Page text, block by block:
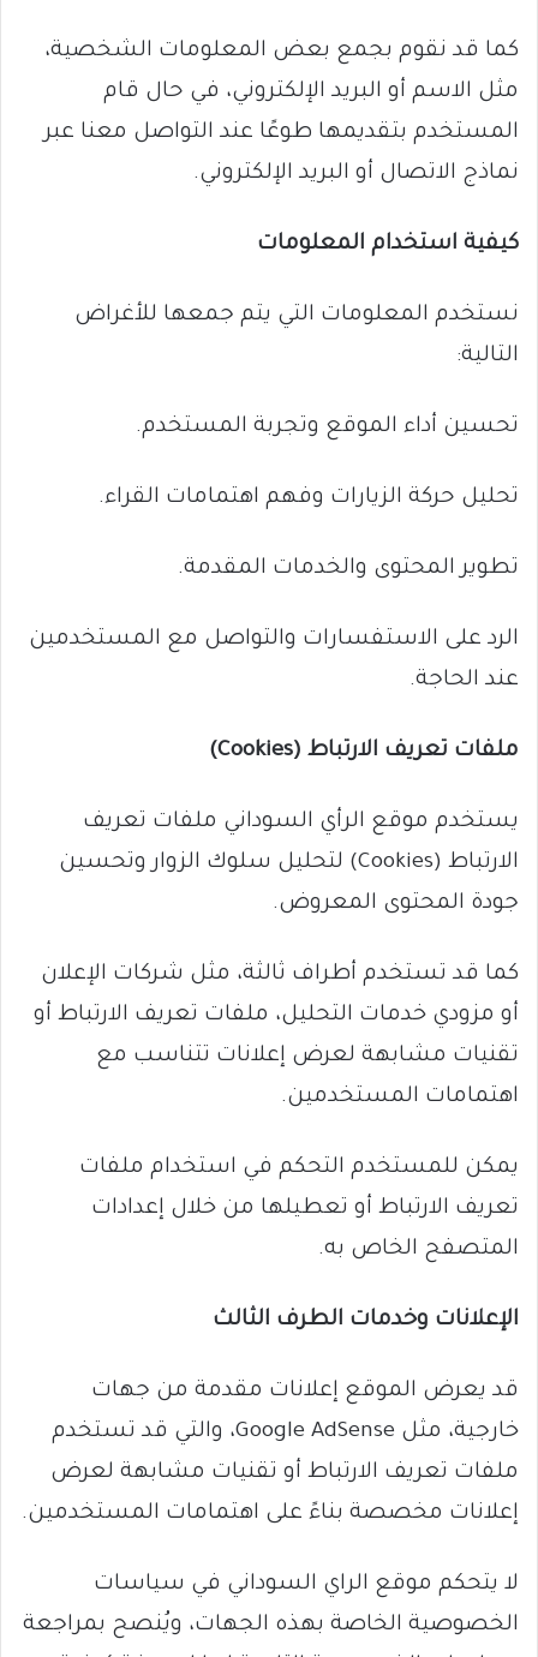
كما قد نقوم بجمع بعض المعلومات الشخصية،
مثل الاسم أو البريد الإلكتروني، في حال قام
المستخدم بتقديمها طوعًا عند التواصل معنا عبر
نماذج الاتصال أو البريد الإلكتروني.
كيفية استخدام المعلومات
نستخدم المعلومات التي يتم جمعها للأغراض
التالية:
تحسين أداء الموقع وتجربة المستخدم.
تحليل حركة الزيارات وفهم اهتمامات القراء.
تطوير المحتوى والخدمات المقدمة.
الرد على الاستفسارات والتواصل مع المستخدمين
عند الحاجة.
ملفات تعريف الارتباط (Cookies)
يستخدم موقع الرأي السوداني ملفات تعريف
الارتباط (Cookies) لتحليل سلوك الزوار وتحسين
جودة المحتوى المعروض.
كما قد تستخدم أطراف ثالثة، مثل شركات الإعلان
أو مزودي خدمات التحليل، ملفات تعريف الارتباط أو
تقنيات مشابهة لعرض إعلانات تتناسب مع
اهتمامات المستخدمين.
يمكن للمستخدم التحكم في استخدام ملفات
تعريف الارتباط أو تعطيلها من خلال إعدادات
المتصفح الخاص به.
الإعلانات وخدمات الطرف الثالث
قد يعرض الموقع إعلانات مقدمة من جهات
خارجية، مثل Google AdSense، والتي قد تستخدم
ملفات تعريف الارتباط أو تقنيات مشابهة لعرض
إعلانات مخصصة بناءً على اهتمامات المستخدمين.
لا يتحكم موقع الراي السوداني في سياسات
الخصوصية الخاصة بهذه الجهات، ويُنصح بمراجعة